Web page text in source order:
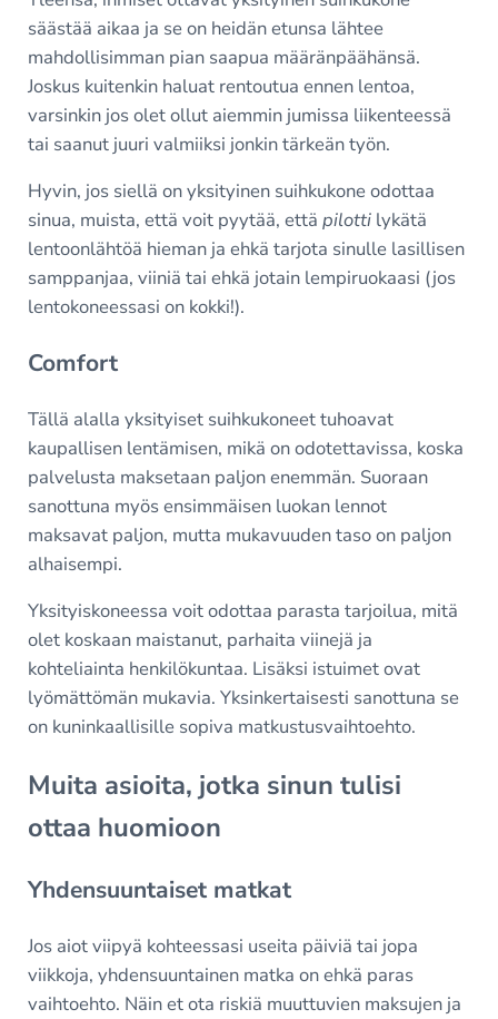
säästää aikaa ja se on heidän etunsa lähtee
mahdollisimman pian saapua määränpäähänsä.
Joskus kuitenkin haluat rentoutua ennen lentoa,
varsinkin jos olet ollut aiemmin jumissa liikenteessä
tai saanut juuri valmiiksi jonkin tärkeän työn.
Hyvin, jos siellä on yksityinen suihkukone odottaa
sinua, muista, että voit pyytää, että pilotti lykätä
lentoonlähtöä hieman ja ehkä tarjota sinulle lasillisen
samppanjaa, viiniä tai ehkä jotain lempiruokaasi (jos
lentokoneessasi on kokki!).
Comfort
Tällä alalla yksityiset suihkukoneet tuhoavat
kaupallisen lentämisen, mikä on odotettavissa, koska
palvelusta maksetaan paljon enemmän. Suoraan
sanottuna myös ensimmäisen luokan lennot
maksavat paljon, mutta mukavuuden taso on paljon
alhaisempi.
Yksityiskoneessa voit odottaa parasta tarjoilua, mitä
olet koskaan maistanut, parhaita viinejä ja
kohteliainta henkilökuntaa. Lisäksi istuimet ovat
lyömättömän mukavia. Yksinkertaisesti sanottuna se
on kuninkaallisille sopiva matkustusvaihtoehto.
Muita asioita, jotka sinun tulisi
ottaa huomioon
Yhdensuuntaiset matkat
Jos aiot viipyä kohteessasi useita päiviä tai jopa
viikkoja, yhdensuuntainen matka on ehkä paras
vaihtoehto. Näin et ota riskiä muuttuvien maksujen ja